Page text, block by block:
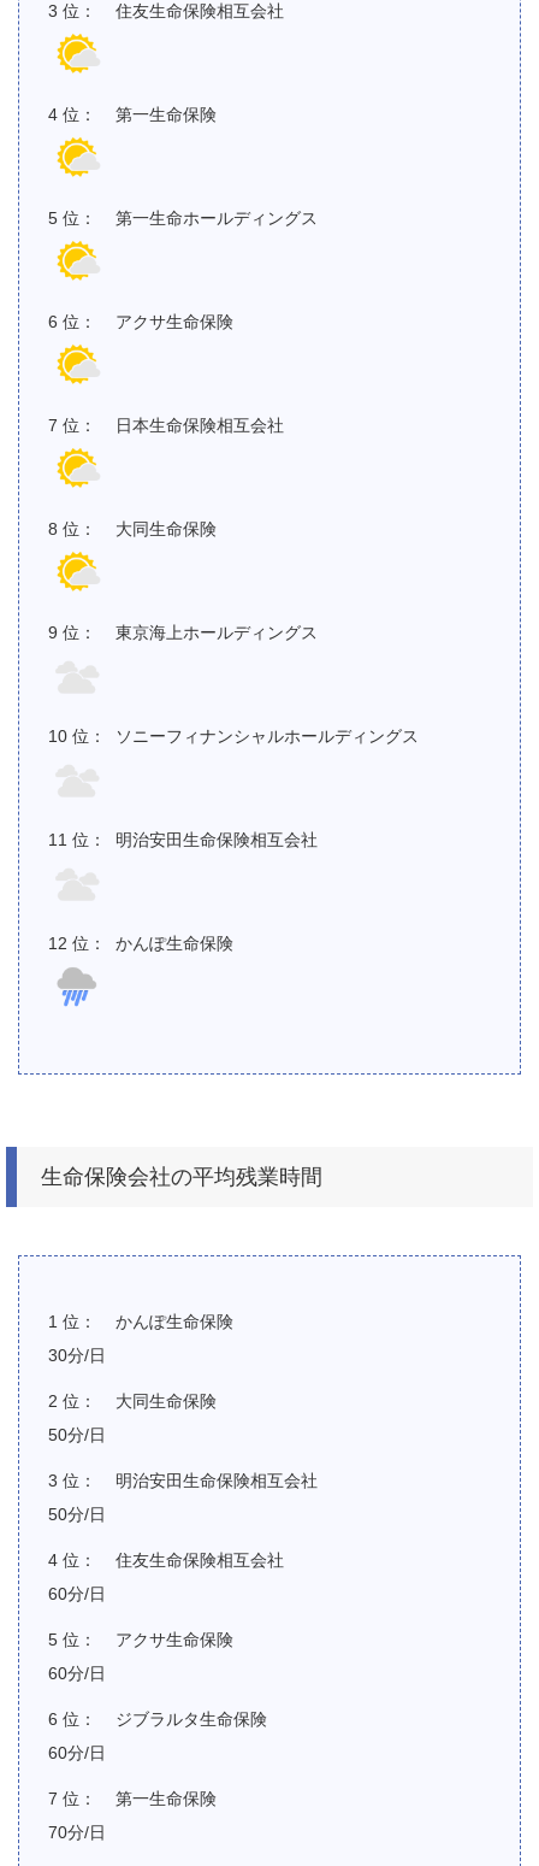
住友生命保険相互会社
第一生命保険
第一生命ホールディングス
アクサ生命保険
日本生命保険相互会社
大同生命保険
東京海上ホールディングス
ソニーフィナンシャルホールディングス
明治安田生命保険相互会社
かんぽ生命保険
生命保険会社の平均残業時間
かんぽ生命保険
30分/日
大同生命保険
50分/日
明治安田生命保険相互会社
50分/日
住友生命保険相互会社
60分/日
アクサ生命保険
60分/日
ジブラルタ生命保険
60分/日
第一生命保険
70分/日